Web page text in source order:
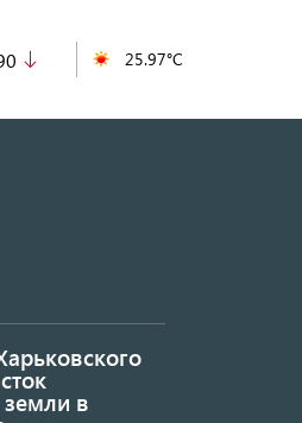
25.97°C
земли в